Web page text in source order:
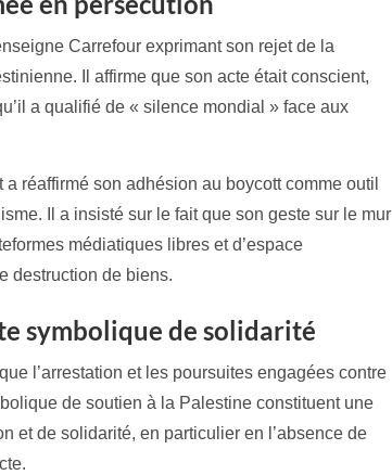
Carrefour exprimant son rejet de la
Il affirme que son acte était conscient,
a qualifié de « silence mondial » face aux
réaffirmé son adhésion au boycott comme outil
Il a insisté sur le fait que son geste sur le mur
médiatiques libres et d’espace
destruction de biens.
symbolique de solidarité
l’arrestation et les poursuites engagées contre
de soutien à la Palestine constituent une
et de solidarité, en particulier en l’absence de